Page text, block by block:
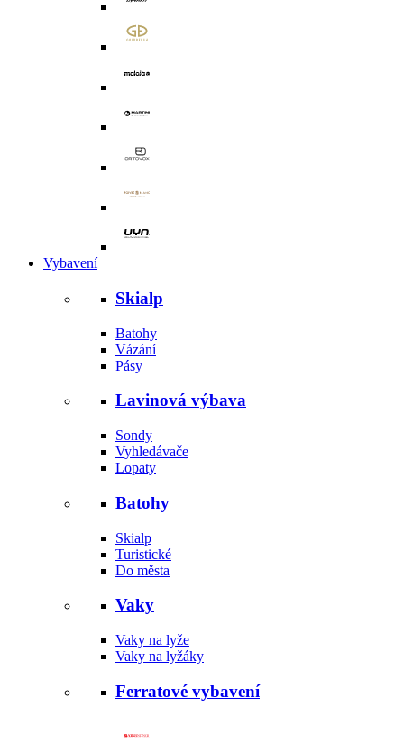
Vybavení
Skialp
Batohy
Vázání
Pásy
Lavinová výbava
Sondy
Vyhledávače
Lopaty
Batohy
Skialp
Turistické
Do města
Vaky
Vaky na lyže
Vaky na lyžáky
Ferratové vybavení